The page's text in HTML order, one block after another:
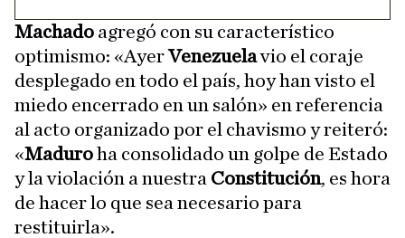
Machado agregó con su característico
optimismo: «AyerVenezuelavio el coraje
desplegado en todo el país, hoy han visto el
miedo encerrado en un salón» en referencia
al acto organizado por el chavismo y reiteró:
«Maduroha consolidado un golpe de Estado
y la violación a nuestra Constitución, es hora
de hacer lo que sea necesario para
restituirla».